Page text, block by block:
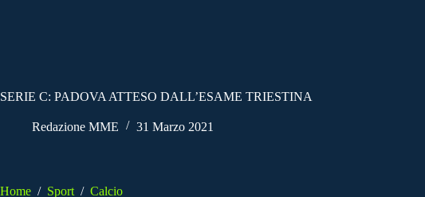
SERIE C: PADOVA ATTESO DALL’ESAME TRIESTINA
Redazione MME 31 Marzo 2021
Home / Sport / Calcio